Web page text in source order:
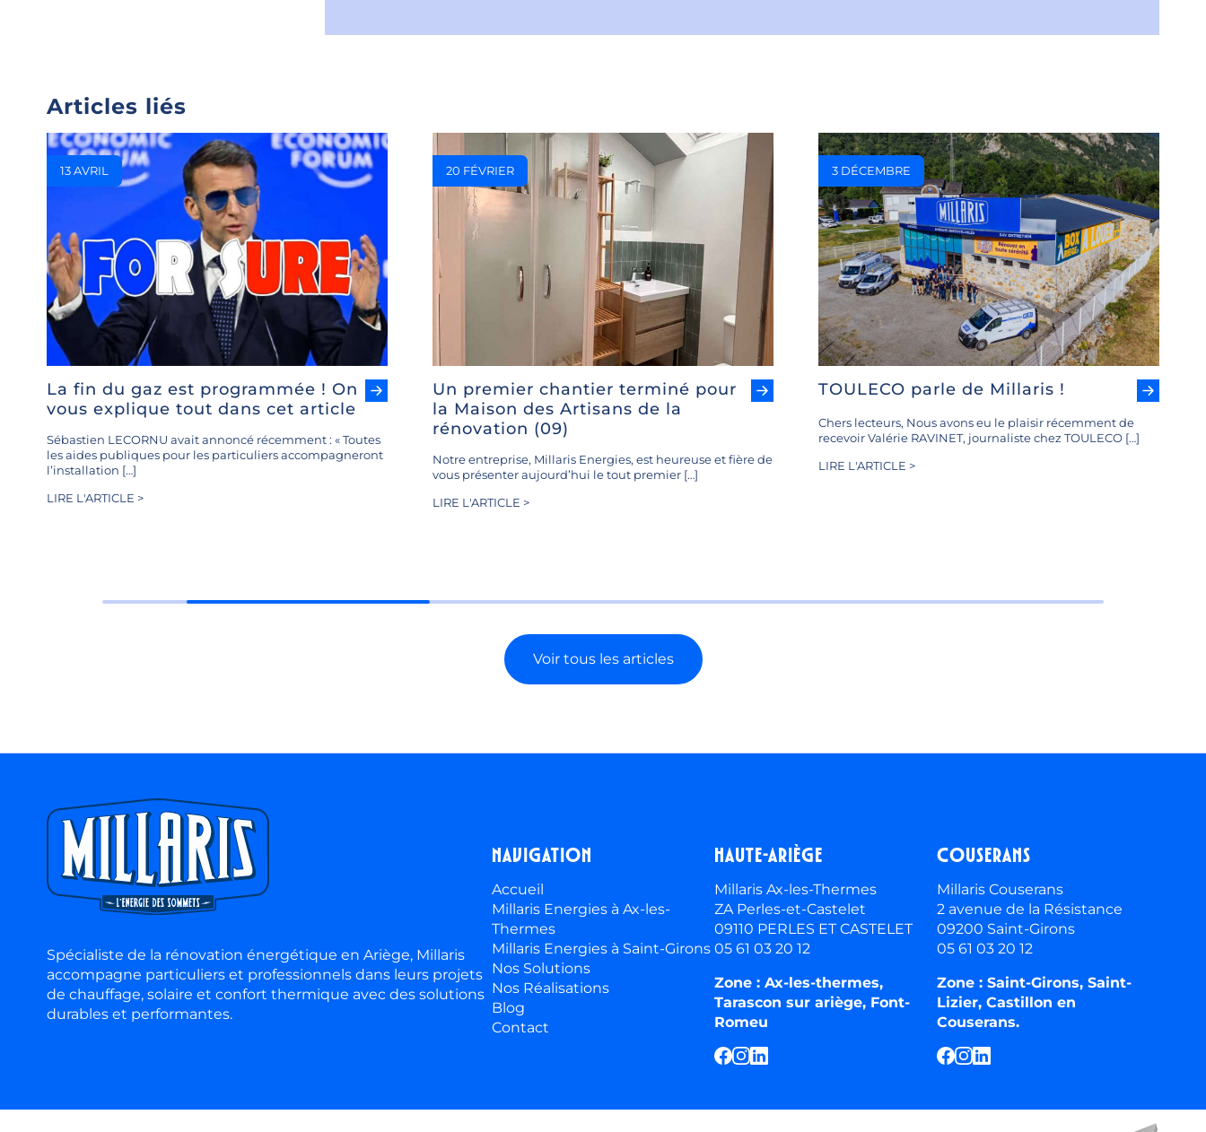
Articles liés
13 AVRIL
La fin du gaz est programmée ! On
vous explique tout dans cet article
Sébastien LECORNU avait annoncé récemment : « Toutes
les aides publiques pour les particuliers accompagneront
l’installation […]
LIRE L'ARTICLE >
20 FÉVRIER
Un premier chantier terminé pour
la Maison des Artisans de la
rénovation (09)
Notre entreprise, Millaris Energies, est heureuse et fière de
vous présenter aujourd’hui le tout premier […]
LIRE L'ARTICLE >
3 DÉCEMBRE
TOULECO parle de Millaris !
Chers lecteurs, Nous avons eu le plaisir récemment de
recevoir Valérie RAVINET, journaliste chez TOULECO […]
LIRE L'ARTICLE >
Voir tous les articles
Spécialiste de la rénovation énergétique en Ariège, Millaris
accompagne particuliers et professionnels dans leurs projets
de chauffage, solaire et confort thermique avec des solutions
durables et performantes.
Navigation
Accueil
Millaris Energies à Ax-les-
Thermes
Millaris Energies à Saint-Girons
Nos Solutions
Nos Réalisations
Blog
Contact
Haute-ariège
Millaris Ax-les-Thermes
ZA Perles-et-Castelet
09110 PERLES ET CASTELET
05 61 03 20 12
Zone : Ax-les-thermes,
Tarascon sur ariège, Font-
Romeu
Couserans
Millaris Couserans
2 avenue de la Résistance
09200 Saint-Girons
05 61 03 20 12
Zone : Saint-Girons, Saint-
Lizier, Castillon en
Couserans.